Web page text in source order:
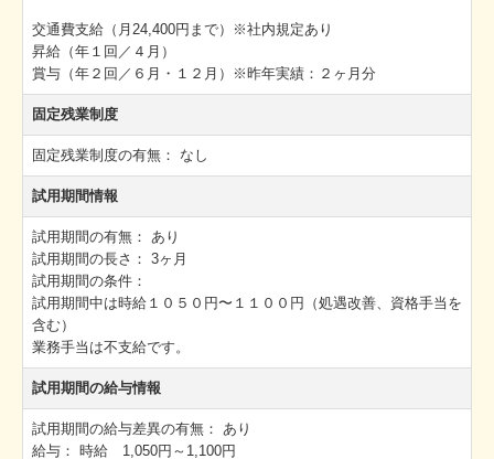
交通費支給（月24,400円まで）※社内規定あり
昇給（年１回／４月）
賞与（年２回／６月・１２月）※昨年実績：２ヶ月分
固定残業制度
固定残業制度の有無： なし
試用期間情報
試用期間の有無： あり
試用期間の長さ： 3ヶ月
試用期間の条件：
試用期間中は時給１０５０円〜１１００円（処遇改善、資格手当を
含む）
業務手当は不支給です。
試用期間の給与情報
試用期間の給与差異の有無： あり
給与： 時給 1,050円～1,100円